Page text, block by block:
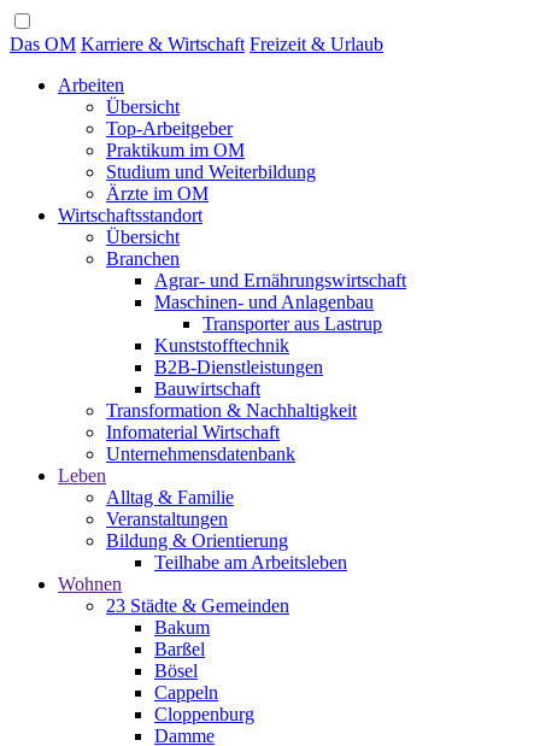
Das OM Karriere & Wirtschaft Freizeit & Urlaub
Arbeiten
Übersicht
Top-Arbeitgeber
Praktikum im OM
Studium und Weiterbildung
Ärzte im OM
Wirtschaftsstandort
Übersicht
Branchen
Agrar- und Ernährungswirtschaft
Maschinen- und Anlagenbau
Transporter aus Lastrup
Kunststofftechnik
B2B-Dienstleistungen
Bauwirtschaft
Transformation & Nachhaltigkeit
Infomaterial Wirtschaft
Unternehmensdatenbank
Leben
Alltag & Familie
Veranstaltungen
Bildung & Orientierung
Teilhabe am Arbeitsleben
Wohnen
23 Städte & Gemeinden
Bakum
Barßel
Bösel
Cappeln
Cloppenburg
Damme